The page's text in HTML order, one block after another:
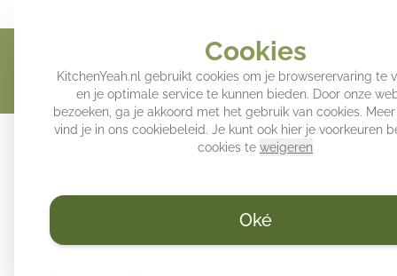
Cookies
KitchenYeah.nl gebruikt cookies om je browserervaring te
en je optimale service te kunnen bieden. Door onze
bezoeken, ga je akkoord met het gebruik van cookies.
vind je in ons cookiebeleid. Je kunt ook hier je voorkeuren
cookies te weigeren
Oké
Inductie beschermers Keuken achterwand
KitchenYeah.nl Inductie beschermer - Pannenkoeken -